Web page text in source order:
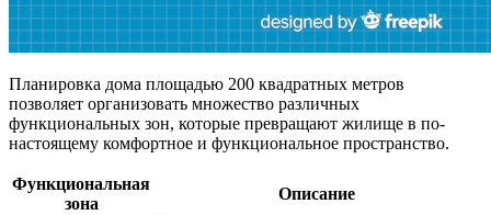
Планировка дома площадью 200 квадратных метров
позволяет организовать множество различных
функциональных зон, которые превращают жилище в по-
настоящему комфортное и функциональное пространство.
Функциональная
зона
Описание